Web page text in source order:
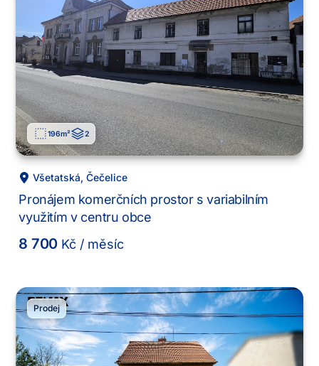
196m² 2
Všetatská,Čečelice
Pronájem komerčních prostor s variabilním
využitím v centru obce
8 700 Kč / měsíc
Prodej